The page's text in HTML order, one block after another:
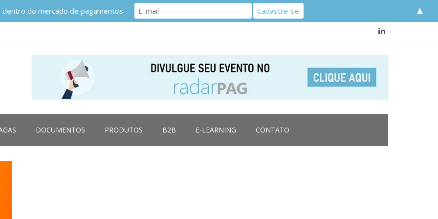
DOCUMENTOS PRODUTOS B2B E-LEARNING CONTATO
do mercado de pagamentos ▲